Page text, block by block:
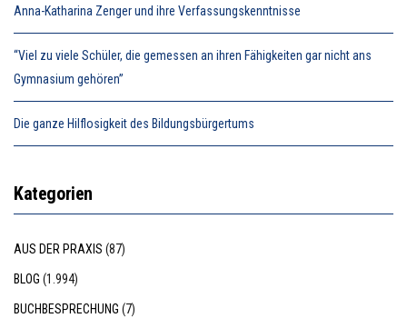
Anna-Katharina Zenger und ihre Verfassungskenntnisse
“Viel zu viele Schüler, die gemessen an ihren Fähigkeiten gar nicht ans
Gymnasium gehören”
Die ganze Hilflosigkeit des Bildungsbürgertums
Kategorien
AUS DER PRAXIS (87)
BLOG (1.994)
BUCHBESPRECHUNG (7)